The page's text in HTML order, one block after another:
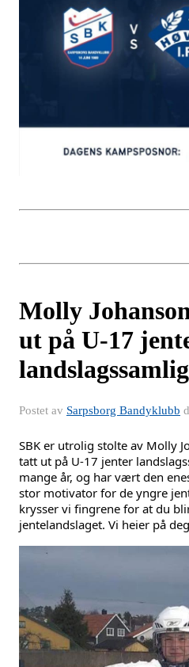
Molly
ut på U-17
Postet av Sarpsborg Bandyklubb
SBK er utrolig stolte av Molly
tatt ut på U-17 jenter
mange år, og har vært den
stor motivator for de yngre
krysser vi fingrene for at du
jentelandslaget. Vi heier på